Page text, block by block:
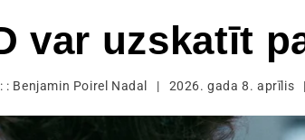
var uzskatīt
: Benjamin Poirel Nadal | 2026. gada 8. aprīlis |